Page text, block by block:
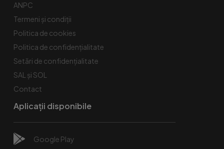
ANPC
Termeni și condiții
Politica de cookies
Politica de confidențialitate
Setări de confidențialitate
SAL și SOL
Contact
Aplicații disponibile
Google Play